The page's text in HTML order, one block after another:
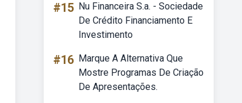
#15 Nu Financeira S.a. - Sociedade
De Crédito Financiamento E
Investimento
#16 Marque A Alternativa Que
Mostre Programas De Criação
De Apresentações.